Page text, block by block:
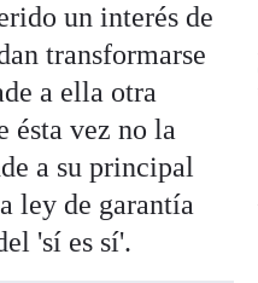
un interés de
transformarse
a ella otra
vez no la
a su principal
ley de garantía
'sí es sí'.